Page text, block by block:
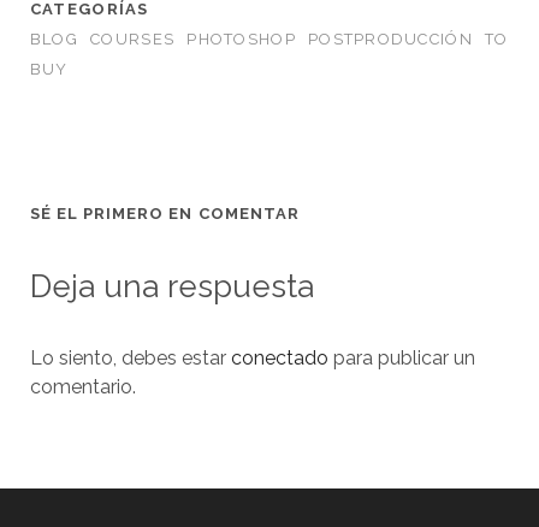
CATEGORÍAS
BLOG
COURSES PHOTOSHOP POSTPRODUCCIÓN
TO
BUY
SÉ EL PRIMERO EN COMENTAR
Deja una respuesta
Lo siento, debes estar conectado para publicar un
comentario.